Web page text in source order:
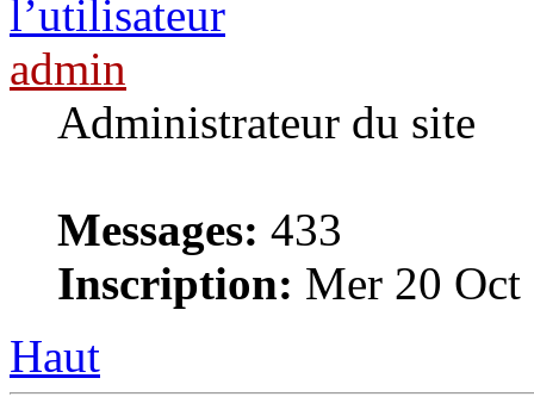
admin
Administrateur du site
Messages: 433
Inscription: Mer 20 Oct
Haut